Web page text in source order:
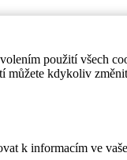
použití všech
můžete kdykoliv
k informacím ve